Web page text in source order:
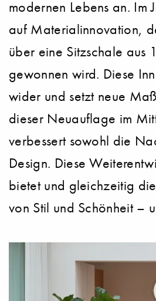
modernen Lebens an. Im
auf Materialinnovation,
über eine Sitzschale aus
gewonnen wird. Diese
wider und setzt neue
dieser Neuauflage im
verbessert sowohl die
Design. Diese
bietet und gleichzeitig
von Stil und Schönheit –